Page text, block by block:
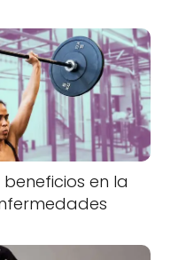
beneficios en la